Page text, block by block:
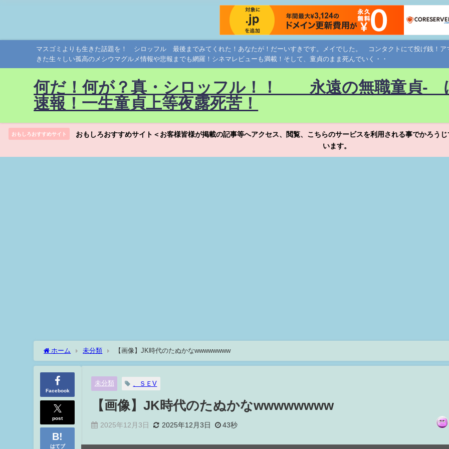
マスゴミよりも生きた話題を！ シロッフル 最後までみてくれた！あなたが！だーいすきです。メイでした。 コンタクトにて投げ銭！
きた生々しい孤高のメシウマグルメ情報や悲報までも網羅！シネマレビューも満載！そして、童貞のまま死んでいく・・
何だ！何が？真・シロッフル！！ 永遠の無職童貞-
速報！一生童貞上等夜露死苦！
おもしろおすすめサイト
おもしろおすすめサイト＜お客様皆様が掲載の記事等へアクセス、閲覧、こちらのサービスを利用される事でかろう
います。
ホーム 未分類 【画像】JK時代のたぬかなwwwwwwww
Facebook
post
はてブ
未分類 、ＳＥV
【画像】JK時代のたぬかなwwwwwwww
2025年12月3日 2025年12月3日 43秒